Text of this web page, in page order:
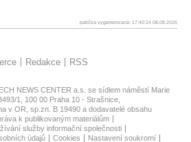
patička vygenerovaná: 17:40:14 08.08.2026
Redakce RSS
NEWS CENTER a.s. se sídlem náměstí Marie
1, 100 00 Praha 10 - Strašnice,
v OR, sp.zn. B 19490 a dodavatelé obsahu
k publikovaným materiálům
služby informační společnosti
údajů
Cookies Nastavení soukromí